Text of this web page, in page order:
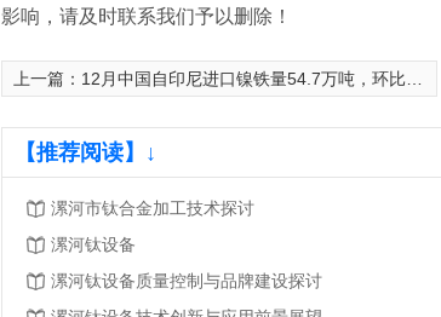
漯河镀铂电极 漯河钛加工厂家
影响，请及时联系我们予以删除！
上一篇： 12月中国自印尼进口镍铁量54.7万吨，环比增加0.4万吨
【推荐阅读】↓
漯河市钛合金加工技术探讨
漯河钛设备
漯河钛设备质量控制与品牌建设探讨